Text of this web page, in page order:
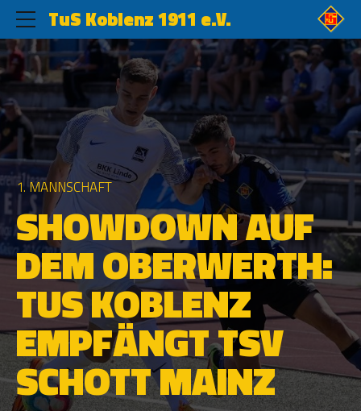
TuS Koblenz 1911 e.V.
1. MANNSCHAFT
SHOWDOWN AUF
DEM OBERWERTH:
TUS KOBLENZ
EMPFÄNGT TSV
SCHOTT MAINZ